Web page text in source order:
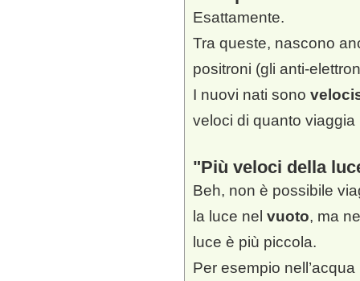
Esattamente.
Tra queste, nascono
positroni (gli anti-
I nuovi nati sono
veloci di quanto viaggia
Più veloci della
Beh, non è possibile
la luce nel vuoto, ma
luce è più piccola.
Per esempio